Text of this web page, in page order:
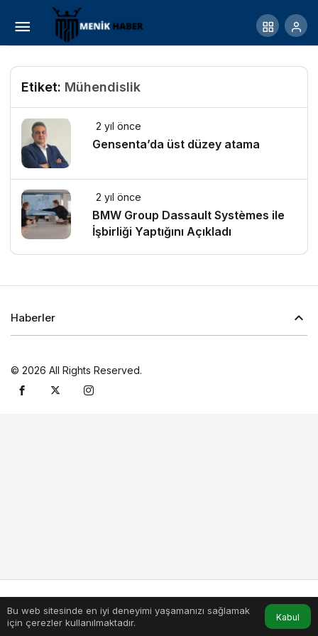
Etiket: Mühendislik
2 yıl önce
Gensenta’da üst düzey atama
2 yıl önce
BMW Group Dassault Systèmes ile
İşbirliği Yaptığını Açıkladı
Bu web sitesinde en iyi deneyimi yaşamanızı sağlamak
için çerezler kullanılmaktadır.
Kabul
Haberler
© 2026 All Rights Reserved.
Anasayfa Akış Hesabım